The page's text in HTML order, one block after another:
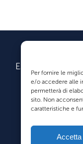
Per fornire le
e/o accedere alle
permetterà di
sito. Non
caratteristiche e
Accetta
Esporre